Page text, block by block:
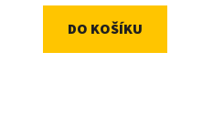
DO KOŠÍKU